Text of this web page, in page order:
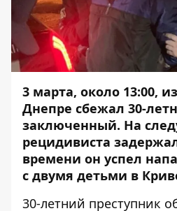
3 марта, около 13:00,
Днепре сбежал 30-
заключенный. На
рецидивиста
времени он успел
с двумя детьми в
30-летний преступник